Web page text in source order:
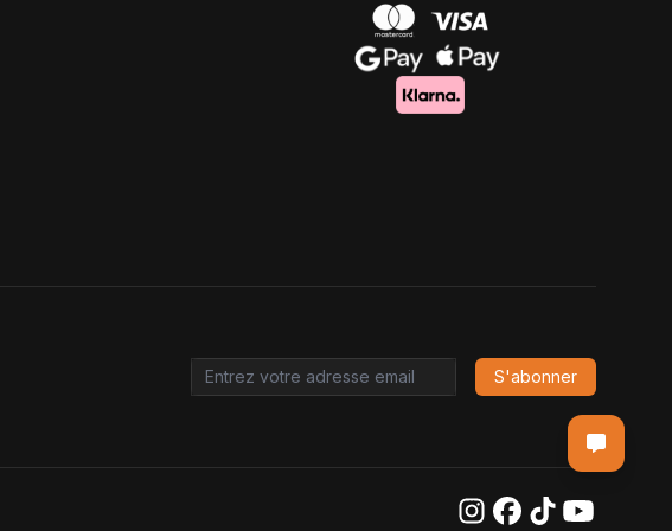
Email address
S'abonner